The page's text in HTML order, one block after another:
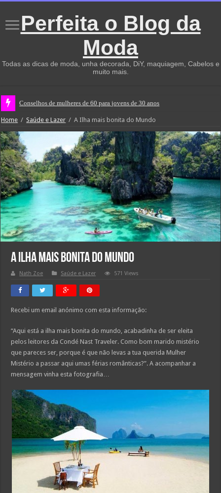
Perfeita o Blog da
Moda
Todas as dicas de moda, unha decorada, DiY, maquiagem, Cabelos e
muito mais.
Não te v
Home / Saúde e Lazer / A Ilha mais bonita do Mundo
A Ilha mais bonita do Mundo
Nath Zoe Saúde e Lazer 571 Views
Recebi um email anónimo com esta informação:
“Aqui está a ilha mais bonita do mundo, acabadinha de ser eleita
pelos leitores da Condé Nast Traveler. Como bom marido mistério
que pareces ser, porque é que não levas a tua querida Mulher
Mistério a passar aqui umas férias românticas?”. A acompanhar a
mensagem vinha esta fotografia…